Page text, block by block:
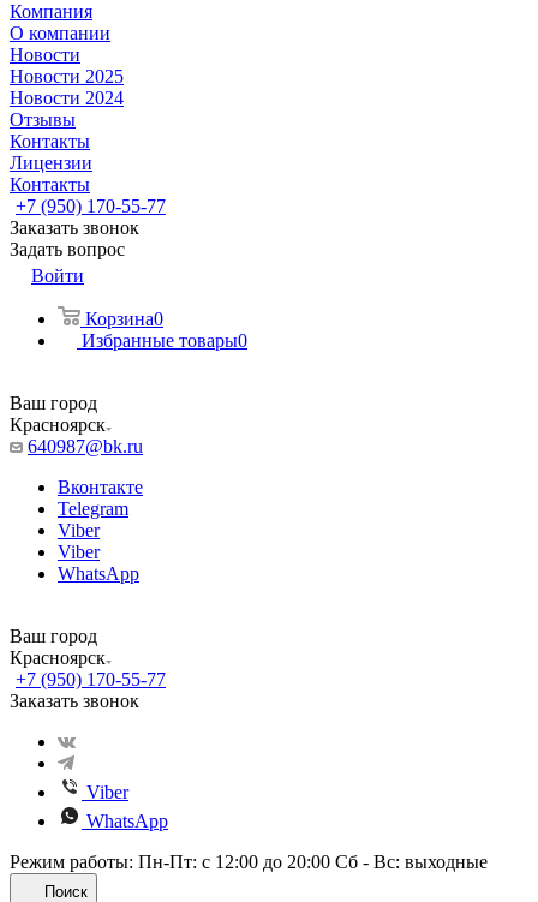
Компания
О компании
Новости
Новости 2025
Новости 2024
Отзывы
Контакты
Лицензии
Контакты
+7 (950) 170-55-77
Заказать звонок
Задать вопрос
Войти
Корзина0
Избранные товары0
Ваш город
Красноярск
640987@bk.ru
Вконтакте
Telegram
Viber
Viber
WhatsApp
Ваш город
Красноярск
+7 (950) 170-55-77
Заказать звонок
Viber
WhatsApp
Режим работы: Пн-Пт: с 12:00 до 20:00 Сб - Вс: выходные
Поиск